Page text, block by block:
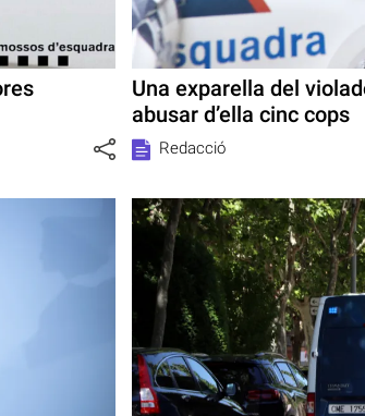
Una exparella del
abusar d’ella cinc cops
Redacció